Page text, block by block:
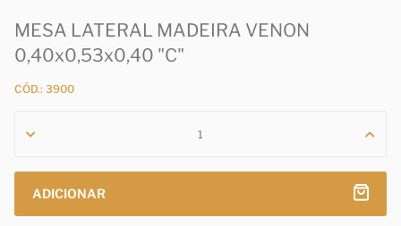
MESA LATERAL MADEIRA VENON
0,40x0,53x0,40 "C"
CÓD.: 3900
ADICIONAR